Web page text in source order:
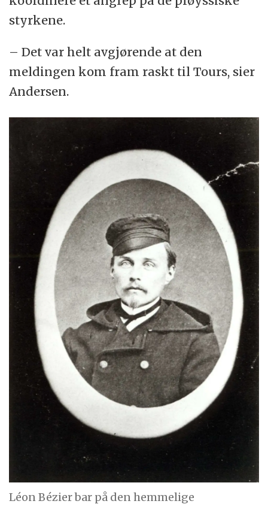
styrkene.
– Det var helt avgjørende at den
meldingen kom fram raskt til Tours, sier
Andersen.
Léon Bézier bar på den hemmelige